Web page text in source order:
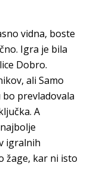
vidna, boste
Igra je bila
Dobro.
ali Samo
prevladovala
A
igralnih
žage, kar ni isto